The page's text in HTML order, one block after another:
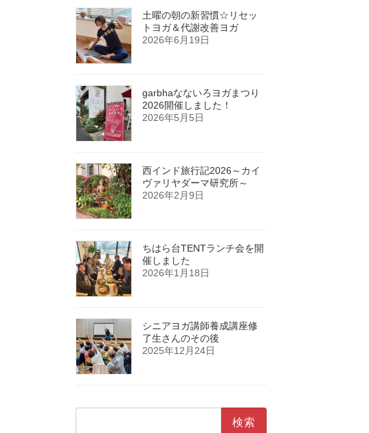
土曜の朝の新習慣☆リセッ
トヨガ＆代謝改善ヨガ
2026年6月19日
garbhaなないろヨガまつり
2026開催しました！
2026年5月5日
西インド旅行記2026～カイ
ヴァリヤダーマ研究所～
2026年2月9日
ちはら台TENTランチ会を開
催しました
2026年1月18日
シニアヨガ講師養成講座修
了生さんのその後
2025年12月24日